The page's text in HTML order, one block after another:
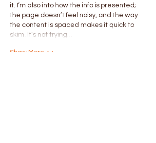
it. I’m also into how the info is presented;
the page doesn’t feel noisy, and the way
the content is spaced makes it quick to
skim. It’s not trying…
Show More